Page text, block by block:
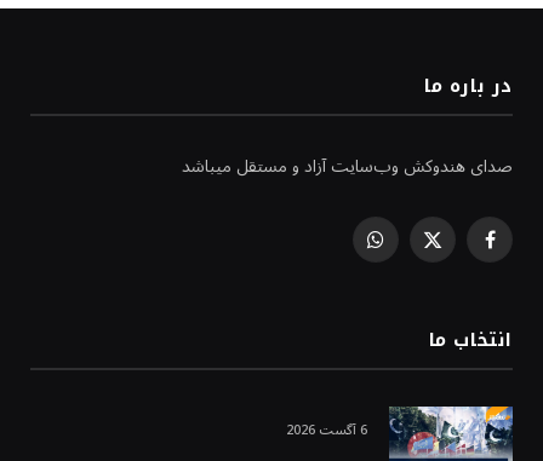
در باره ما
صدای هندوکش وب‌سایت آزاد و مستقل میباشد
Facebook
X
WhatsApp
انتخاب ما
6 آگست 2026